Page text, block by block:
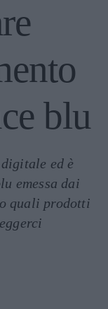
blu
ed è
emessa dai
quali prodotti